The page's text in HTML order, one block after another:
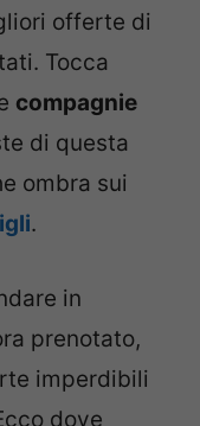
offerte di
Tocca
compagnie
di questa
ombra sui
.
in
prenotato,
imperdibili
dove